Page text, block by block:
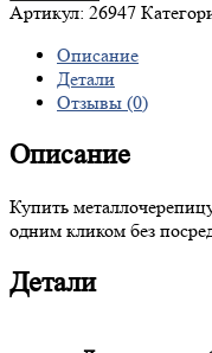
Артикул: 26947
Описание
Детали
Отзывы (0)
Описание
Купить
одним кликом без
Детали